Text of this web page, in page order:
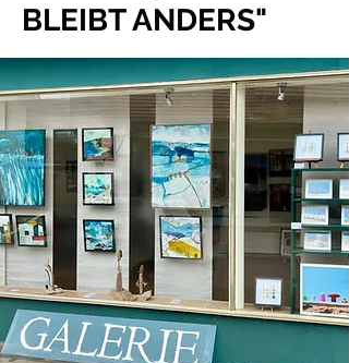
BLEIBT ANDERS"